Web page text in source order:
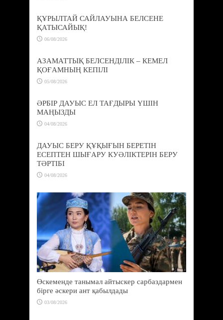
ҚҰРЫЛТАЙ САЙЛАУЫНА БЕЛСЕНЕ
ҚАТЫСАЙЫҚ!
06/08/2026
АЗАМАТТЫҚ БЕЛСЕНДІЛІК – КЕМЕЛ
ҚОҒАМНЫҢ КЕПІЛІ
05/08/2026
ӘРБІР ДАУЫС ЕЛ ТАҒДЫРЫ ҮШІН
МАҢЫЗДЫ
04/08/2026
ДАУЫС БЕРУ ҚҰҚЫҒЫН БЕРЕТІН
ЕСЕПТЕН ШЫҒАРУ КУӘЛІКТЕРІН БЕРУ
ТӘРТІБІ
04/08/2026
Өскеменде танымал айтыскер сарбаздармен
бірге әскери ант қабылдады
03/08/2026